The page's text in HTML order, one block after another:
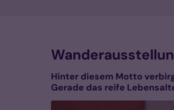
Hinter diesem Motto
Gerade das reife